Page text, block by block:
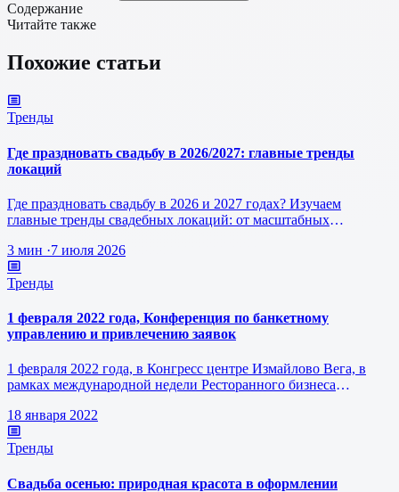
Содержание
Читайте также
Похожие статьи
Тренды
Где праздновать свадьбу в 2026/2027: главные тренды
локаций
Где праздновать свадьбу в 2026 и 2027 годах? Изучаем
главные тренды свадебных локаций: от масштабных
3 мин ·7 июля 2026
Тренды
1 февраля 2022 года, Конференция по банкетному
управлению и привлечению заявок
1 февраля 2022 года, в Конгресс центре Измайлово Вега, в
рамках международной недели Ресторанного бизнеса
18 января 2022
Тренды
Свадьба осенью: природная красота в оформлении